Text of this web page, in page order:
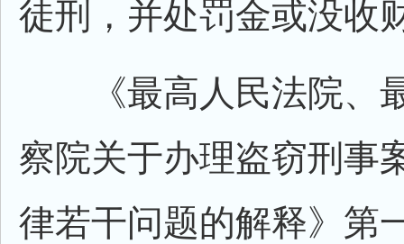
徒刑，并处罚金或没收
《最高人民法院、
察院关于办理盗窃刑事
律若干问题的解释》第